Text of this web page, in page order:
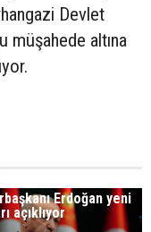
Devlet
müşahede altına
Erdoğan yeni
açıklıyor